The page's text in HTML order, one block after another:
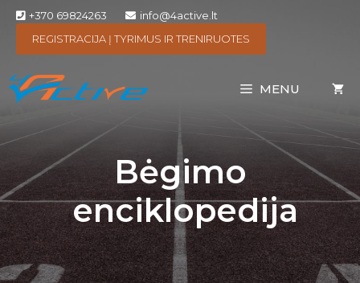
+370 69824263
info@4active.lt
REGISTRACIJA Į TYRIMUS IR TRENIRUOTES
MENU
Bėgimo
enciklopedija